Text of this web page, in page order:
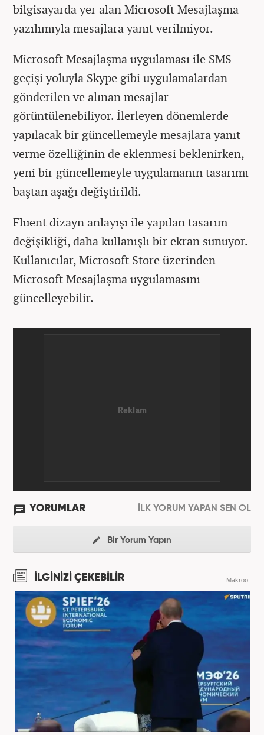
bilgisayarda yer alan Microsoft Mesajlaşma
yazılımıyla mesajlara yanıt verilmiyor.
Microsoft Mesajlaşma uygulaması ile SMS
geçişi yoluyla Skype gibi uygulamalardan
gönderilen ve alınan mesajlar
görüntülenebiliyor. İlerleyen dönemlerde
yapılacak bir güncellemeyle mesajlara yanıt
verme özelliğinin de eklenmesi beklenirken,
yeni bir güncellemeyle uygulamanın tasarımı
baştan aşağı değiştirildi.
Fluent dizayn anlayışı ile yapılan tasarım
değişikliği, daha kullanışlı bir ekran sunuyor.
Kullanıcılar, Microsoft Store üzerinden
Microsoft Mesajlaşma uygulamasını
güncelleyebilir.
YORUMLAR İLK YORUM YAPAN SEN OL
Bir Yorum Yapın
İLGİNİZİ ÇEKEBİLİR Makroo